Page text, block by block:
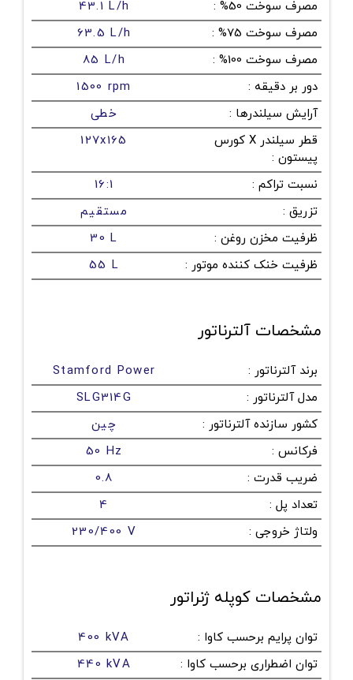
مصرف سوخت 50%
:
43.1 L/h
مصرف سوخت 75%
:
63.5 L/h
مصرف سوخت 100%
:
85 L/h
دور بر دقیقه :
1500 rpm
آرایش سیلندرها :
خطی
قطر سیلندر X کورس
پیستون :
127x165
نسبت تراکم :
16:1
تزریق :
مستقیم
ظرفیت مخزن روغن :
30 L
ظرفیت خنک کننده موتور :
55 L
مشخصات آلترناتور
برند آلترناتور :
Stamford Power
مدل آلترناتور :
SLG314G
کشور سازنده آلترناتور :
چین
فرکانس :
50 Hz
ضریب قدرت :
0.8
تعداد پل :
4
ولتاژ خروجی :
230/400 V
مشخصات کوپله ژنراتور
توان پرایم برحسب کاوا :
400 kVA
توان اضطراری برحسب کاوا :
440 kVA